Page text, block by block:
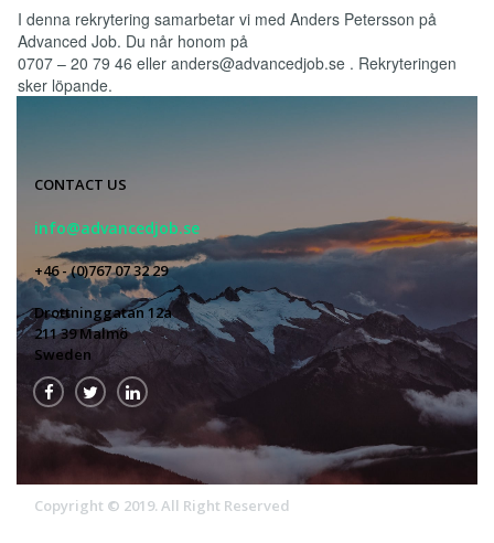
I denna rekrytering samarbetar vi med Anders Petersson på
Advanced Job. Du når honom på
0707 – 20 79 46 eller anders@advancedjob.se . Rekryteringen
sker löpande.
CONTACT US
info@advancedjob.se
+46 - (0)767 07 32 29
Drottninggatan 12a
211 39 Malmö
Sweden
  
Copyright © 2019. All Right Reserved